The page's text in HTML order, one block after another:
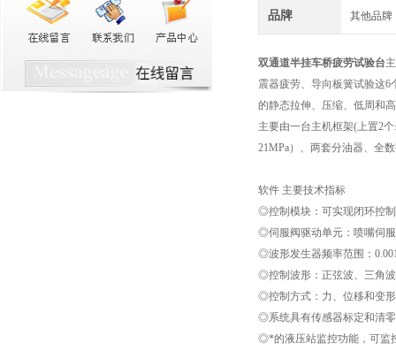
品牌 其他品牌
双通道半挂车桥疲劳试验台
震器疲劳、导向板簧试验这
的静态拉伸、压缩、低周和
主要由一台主机框架(上置2
21MPa）、两套分油器、全
软件 主要技术指标
◎控制模块：可实现闭环控
◎伺服阀驱动单元：喷嘴伺
◎波形发生器频率范围：
◎控制波形：正弦波、三角
◎控制方式：力、位移和变
◎系统具有传感器标定和清
◎*的液压站监控功能，可监